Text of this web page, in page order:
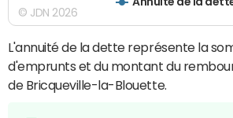
© JDN 2026
L'annuité de la dette représente la
d'emprunts et du montant du
de Bricqueville-la-Blouette.